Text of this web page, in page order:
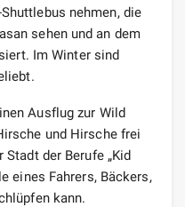
nehmen, die
sehen und an dem
Im Winter sind
Ausflug zur Wild
und Hirsche frei
der Berufe „Kid
eines Fahrers, Bäckers,
kann.